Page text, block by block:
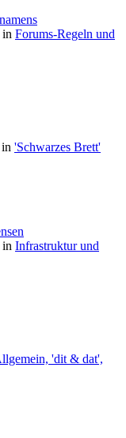
Forums-Regeln und
'Schwarzes Brett'
Infrastruktur und
'dit & dat',